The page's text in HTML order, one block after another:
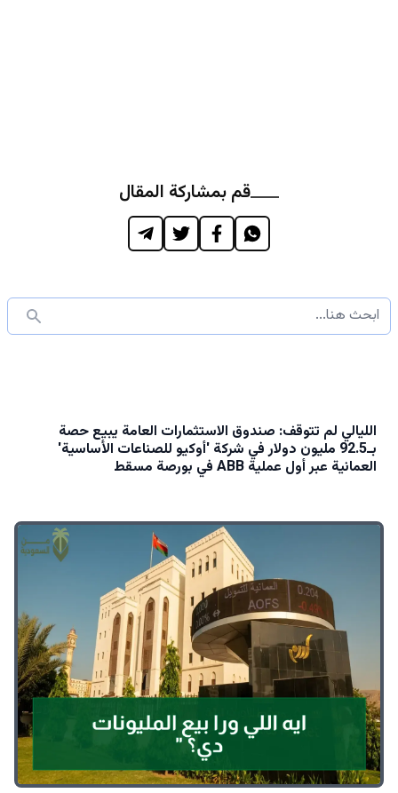
قم بمشاركة المقال
الليالي لم تتوقف: صندوق الاستثمارات العامة يبيع حصة
بـ92.5 مليون دولار في شركة 'أوكيو للصناعات الأساسية'
العمانية عبر أول عملية ABB في بورصة مسقط